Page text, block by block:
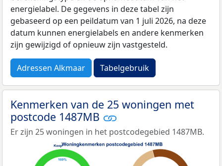
energielabel. De gegevens in deze tabel zijn
gebaseerd op een peildatum van 1 juli 2026, na deze
datum kunnen energielabels en andere kenmerken
zijn gewijzigd of opnieuw zijn vastgesteld.
Adressen Alkmaar Tabelgebruik
Kenmerken van de 25 woningen met
postcode 1487MB
Er zijn 25 woningen in het postcodegebied 1487MB.